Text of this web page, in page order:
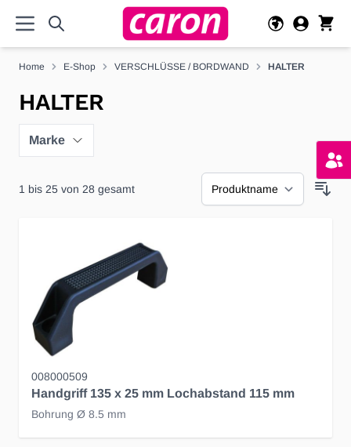
Home E-Shop VERSCHLÜSSE / BORDWAND HALTER
HALTER
Marke
1 bis 25 von 28 gesamt
008000509
Handgriff 135 x 25 mm Lochabstand 115 mm
Bohrung Ø 8.5 mm